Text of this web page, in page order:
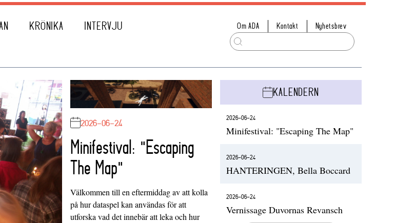
KRÖNIKA INTERVJU Om ADA Kontakt Nyhetsbrev
2026-06-24
Minifestival: "Escaping
The Map"
Välkommen till en eftermiddag av att kolla
på hur dataspel kan användas för att
utforska vad det innebär att leka och hur
KALENDERN
2026-06-24
Minifestival: "Escaping The Map"
2026-06-24
HANTERINGEN, Bella Boccard
2026-06-24
Vernissage Duvornas Revansch